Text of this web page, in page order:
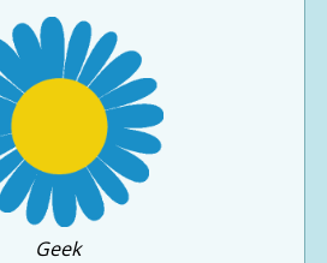
Geek